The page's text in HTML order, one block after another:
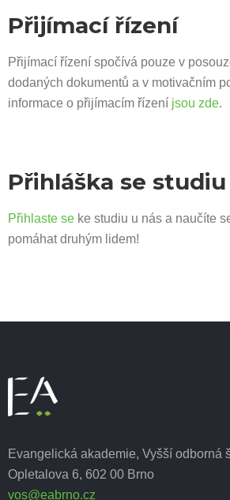
Přijímací řízení
Přijímací řízení spočívá pouze v
dodaných dokumentů a v motivačním
informace o přijímacím řízení jsou zde.
Přihláška se studiu
Přihlaste se ke studiu u nás a naučíte
pomáhat druhým lidem!
Evangelická akademie, Vyšší odborná
Opletalova 6, 602 00 Brno
vos@eabrno.cz